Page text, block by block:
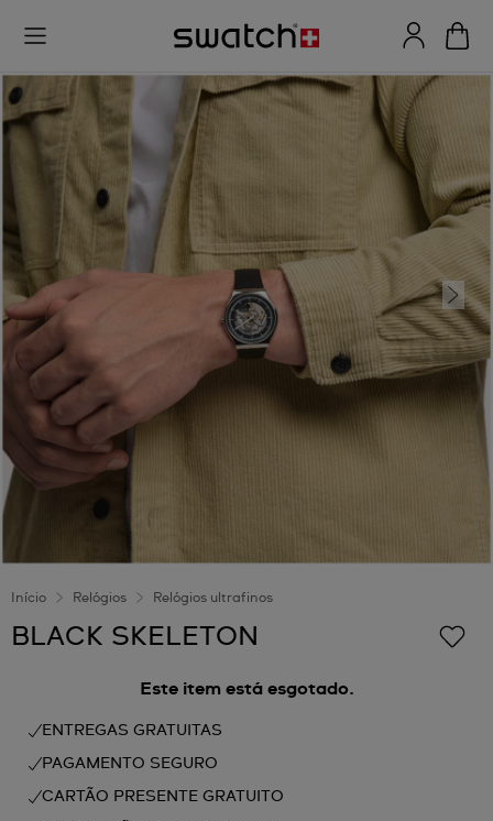
Início Relógios Relógios ultrafinos
BLACK SKELETON
Este item está esgotado.
ENTREGAS GRATUITAS
PAGAMENTO SEGURO
CARTÃO PRESENTE GRATUITO